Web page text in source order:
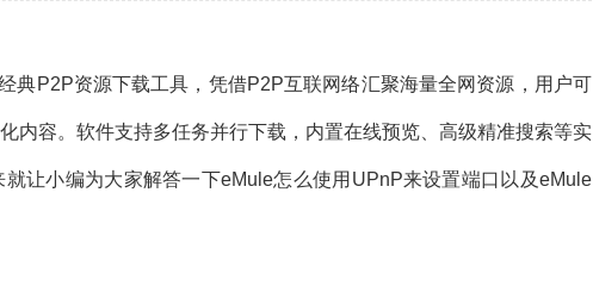
典P2P资源下载工具，凭借P2P互联网络汇聚海量全网资源，用户可
内容。软件支持多任务并行下载，内置在线预览、高级精准搜索等实
让小编为大家解答一下eMule怎么使用UPnP来设置端口以及eMule